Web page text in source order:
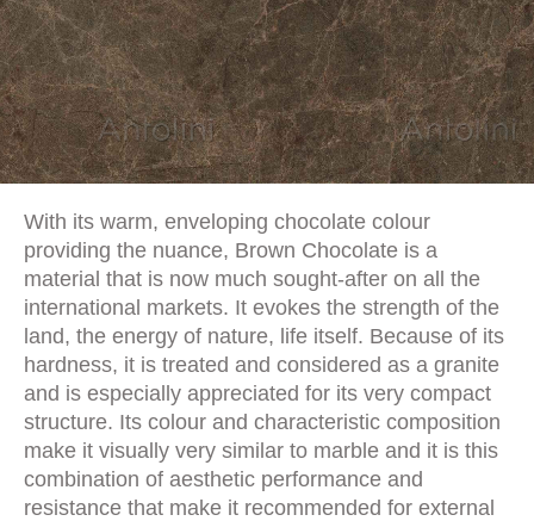
With its warm, enveloping chocolate colour
providing the nuance, Brown Chocolate is a
material that is now much sought-after on all the
international markets. It evokes the strength of the
land, the energy of nature, life itself. Because of its
hardness, it is treated and considered as a granite
and is especially appreciated for its very compact
structure. Its colour and characteristic composition
make it visually very similar to marble and it is this
combination of aesthetic performance and
resistance that make it recommended for external